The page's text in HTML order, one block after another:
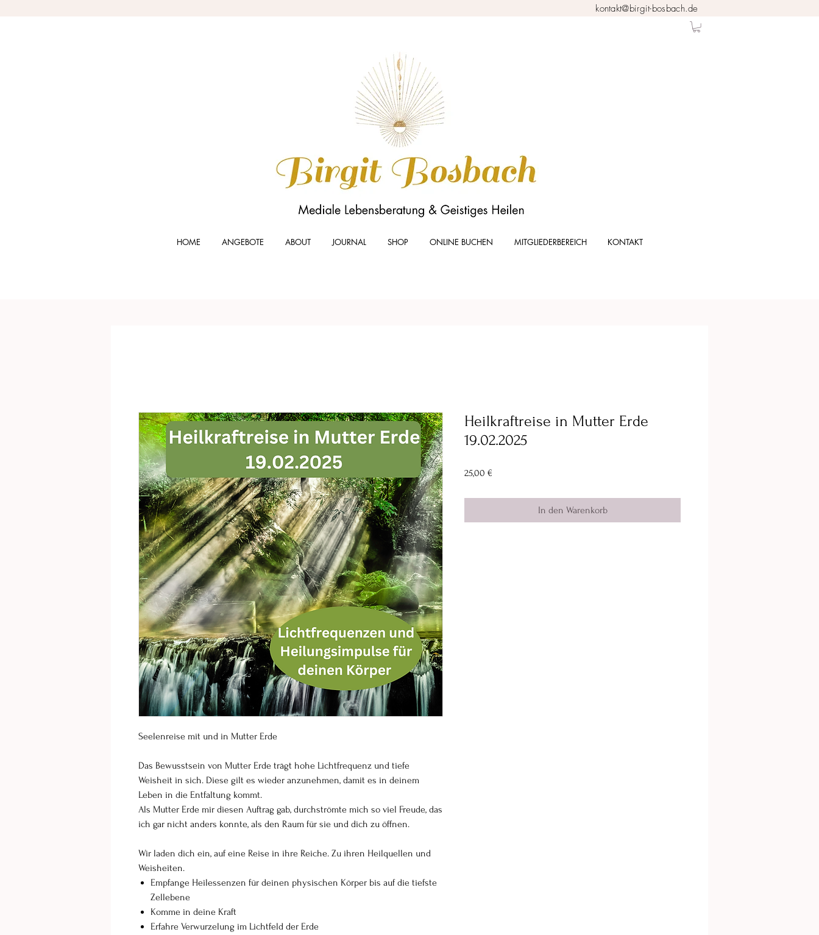
kontakt@birgit-bosbach.de
HOME ANGEBOTE ABOUT JOURNAL SHOP ONLINE BUCHEN MITGLIEDERBEREICH KONTAKT
Seelenreise mit und in Mutter Erde
Das Bewusstsein von Mutter Erde trägt hohe Lichtfrequenz und tiefe
Weisheit in sich. Diese gilt es wieder anzunehmen, damit es in deinem
Leben in die Entfaltung kommt.
Als Mutter Erde mir diesen Auftrag gab, durchströmte mich so viel Freude, das
ich gar nicht anders konnte, als den Raum für sie und dich zu öffnen.
Wir laden dich ein, auf eine Reise in ihre Reiche. Zu ihren Heilquellen und
Weisheiten.
Empfange Heilessenzen für deinen physischen Körper bis auf die tiefste
Zellebene
Komme in deine Kraft
Erfahre Verwurzelung im Lichtfeld der Erde
Heilkraftreise in Mutter Erde
19.02.2025
25,00 €
In den Warenkorb